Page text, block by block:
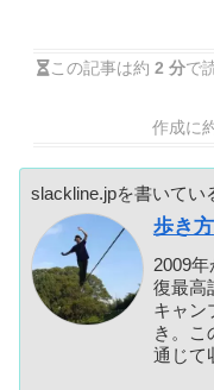
この記事は約 2 分で
作成に
slackline.jpを書いてい
歩き方
2009
復最高
キャン
き。こ
通じて